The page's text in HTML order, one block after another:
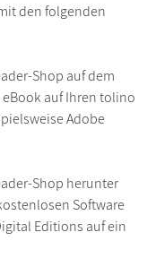
den folgenden
Shop auf dem
auf Ihren tolino
Adobe
Shop herunter
Software
Editions auf ein